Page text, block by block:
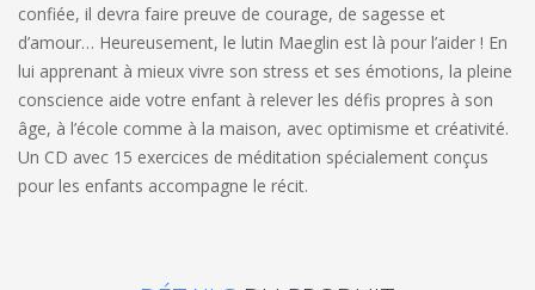
confiée, il devra faire preuve de courage, de sagesse et
d’amour… Heureusement, le lutin Maeglin est là pour l’aider ! En
lui apprenant à mieux vivre son stress et ses émotions, la pleine
conscience aide votre enfant à relever les défis propres à son
âge, à l’école comme à la maison, avec optimisme et créativité.
Un CD avec 15 exercices de méditation spécialement conçus
pour les enfants accompagne le récit.